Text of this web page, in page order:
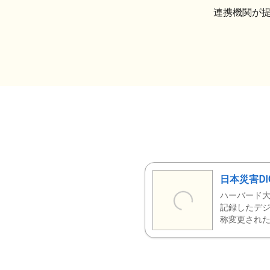
連携機関が
日本災害
ハーバード
記録したデ
称変更された